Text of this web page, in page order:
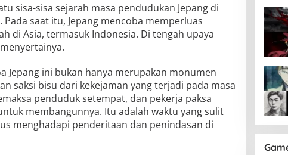
sisa-sisa sejarah masa pendudukan Jepang di
Pada saat itu, Jepang mencoba memperluas
di Asia, termasuk Indonesia. Di tengah upaya
Jepang ini bukan hanya merupakan monumen
saksi bisu dari kekejaman yang terjadi pada masa
penduduk setempat, dan pekerja paksa
membangunnya. Itu adalah waktu yang sulit
menghadapi penderitaan dan penindasan di